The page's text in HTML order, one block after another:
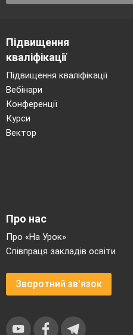
Підвищення
кваліфікації
Підвищення кваліфікації
Вебінари
Конференції
Курси
Вектор
Про нас
Про «На Урок»
Співпраця закладів освіти
Зворотний зв'язок